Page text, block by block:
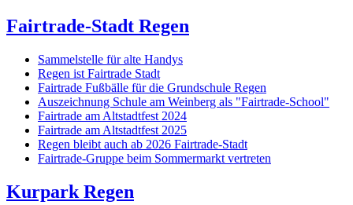
Fairtrade-Stadt Regen
Sammelstelle für alte Handys
Regen ist Fairtrade Stadt
Fairtrade Fußbälle für die Grundschule Regen
Auszeichnung Schule am Weinberg als "Fairtrade-School"
Fairtrade am Altstadtfest 2024
Fairtrade am Altstadtfest 2025
Regen bleibt auch ab 2026 Fairtrade-Stadt
Fairtrade-Gruppe beim Sommermarkt vertreten
Kurpark Regen